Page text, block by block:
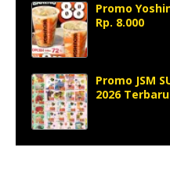
Promo
Rp. 8.000
Promo JSM
2026